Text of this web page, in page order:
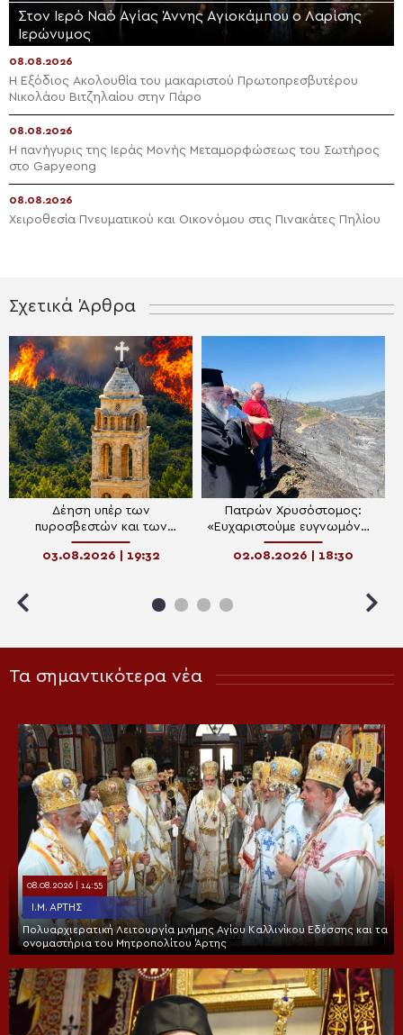
Στον Ιερό Ναό Αγίας Άννης Αγιοκάμπου ο Λαρίσης
Ιερώνυμος
08.08.2026
Η Εξόδιος Ακολουθία του μακαριστού Πρωτοπρεσβυτέρου
Νικολάου Βιτζηλαίου στην Πάρο
08.08.2026
Η πανήγυρις της Ιεράς Μονής Μεταμορφώσεως του Σωτήρος
στο Gapyeong
08.08.2026
Χειροθεσία Πνευματικού και Οικονόμου στις Πινακάτες Πηλίου
Σχετικά Άρθρα
Δέηση υπέρ των
πυροσβεστών και των
πυρόπληκτων στην Ι.Μ.
Αιτωλίας και Ακαρνανίας
03.08.2026 | 19:32
Πατρών Χρυσόστομος:
«Ευχαριστούμε ευγνωμόνως
τους Πυροσβέστες…»
02.08.2026 | 18:30
Τα σημαντικότερα νέα
08.08.2026 | 14:55
Ι.Μ. ΆΡΤΗΣ
Πολυαρχιερατική Λειτουργία μνήμης Αγίου Καλλινίκου Εδέσσης και τα
ονομαστήρια του Μητροπολίτου Άρτης